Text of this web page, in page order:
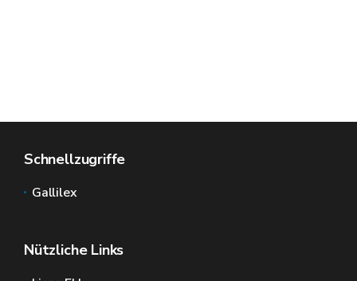
Schnellzugriffe
Gallilex
Nützliche Links